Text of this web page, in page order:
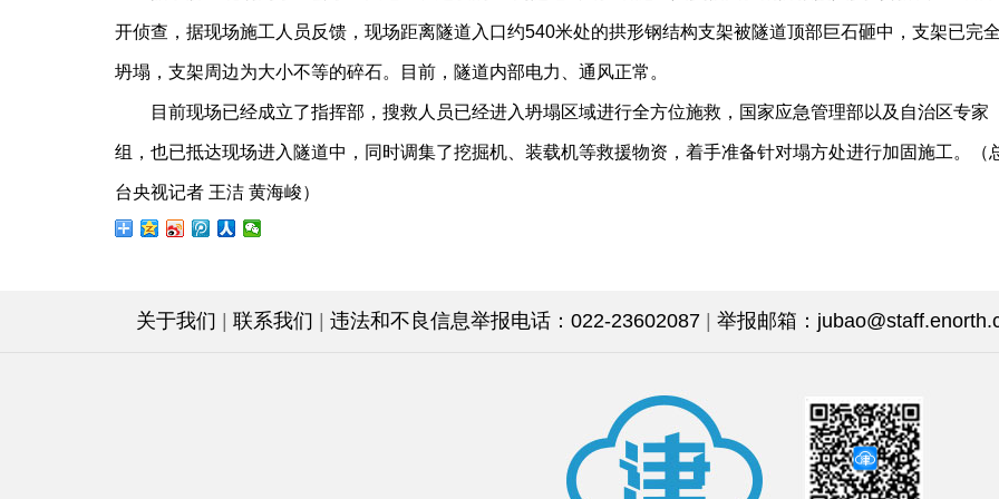
开侦查，据现场施工人员反馈，现场距离隧道入口约540米处的拱形钢结构支架被隧道顶部巨石砸中，支架已完全
坍塌，支架周边为大小不等的碎石。目前，隧道内部电力、通风正常。
目前现场已经成立了指挥部，搜救人员已经进入坍塌区域进行全方位施救，国家应急管理部以及自治区专家
组，也已抵达现场进入隧道中，同时调集了挖掘机、装载机等救援物资，着手准备针对塌方处进行加固施工。（
台央视记者 王洁 黄海峻）
关于我们 联系我们 违法和不良信息举报电话：022-23602087 举报邮箱：